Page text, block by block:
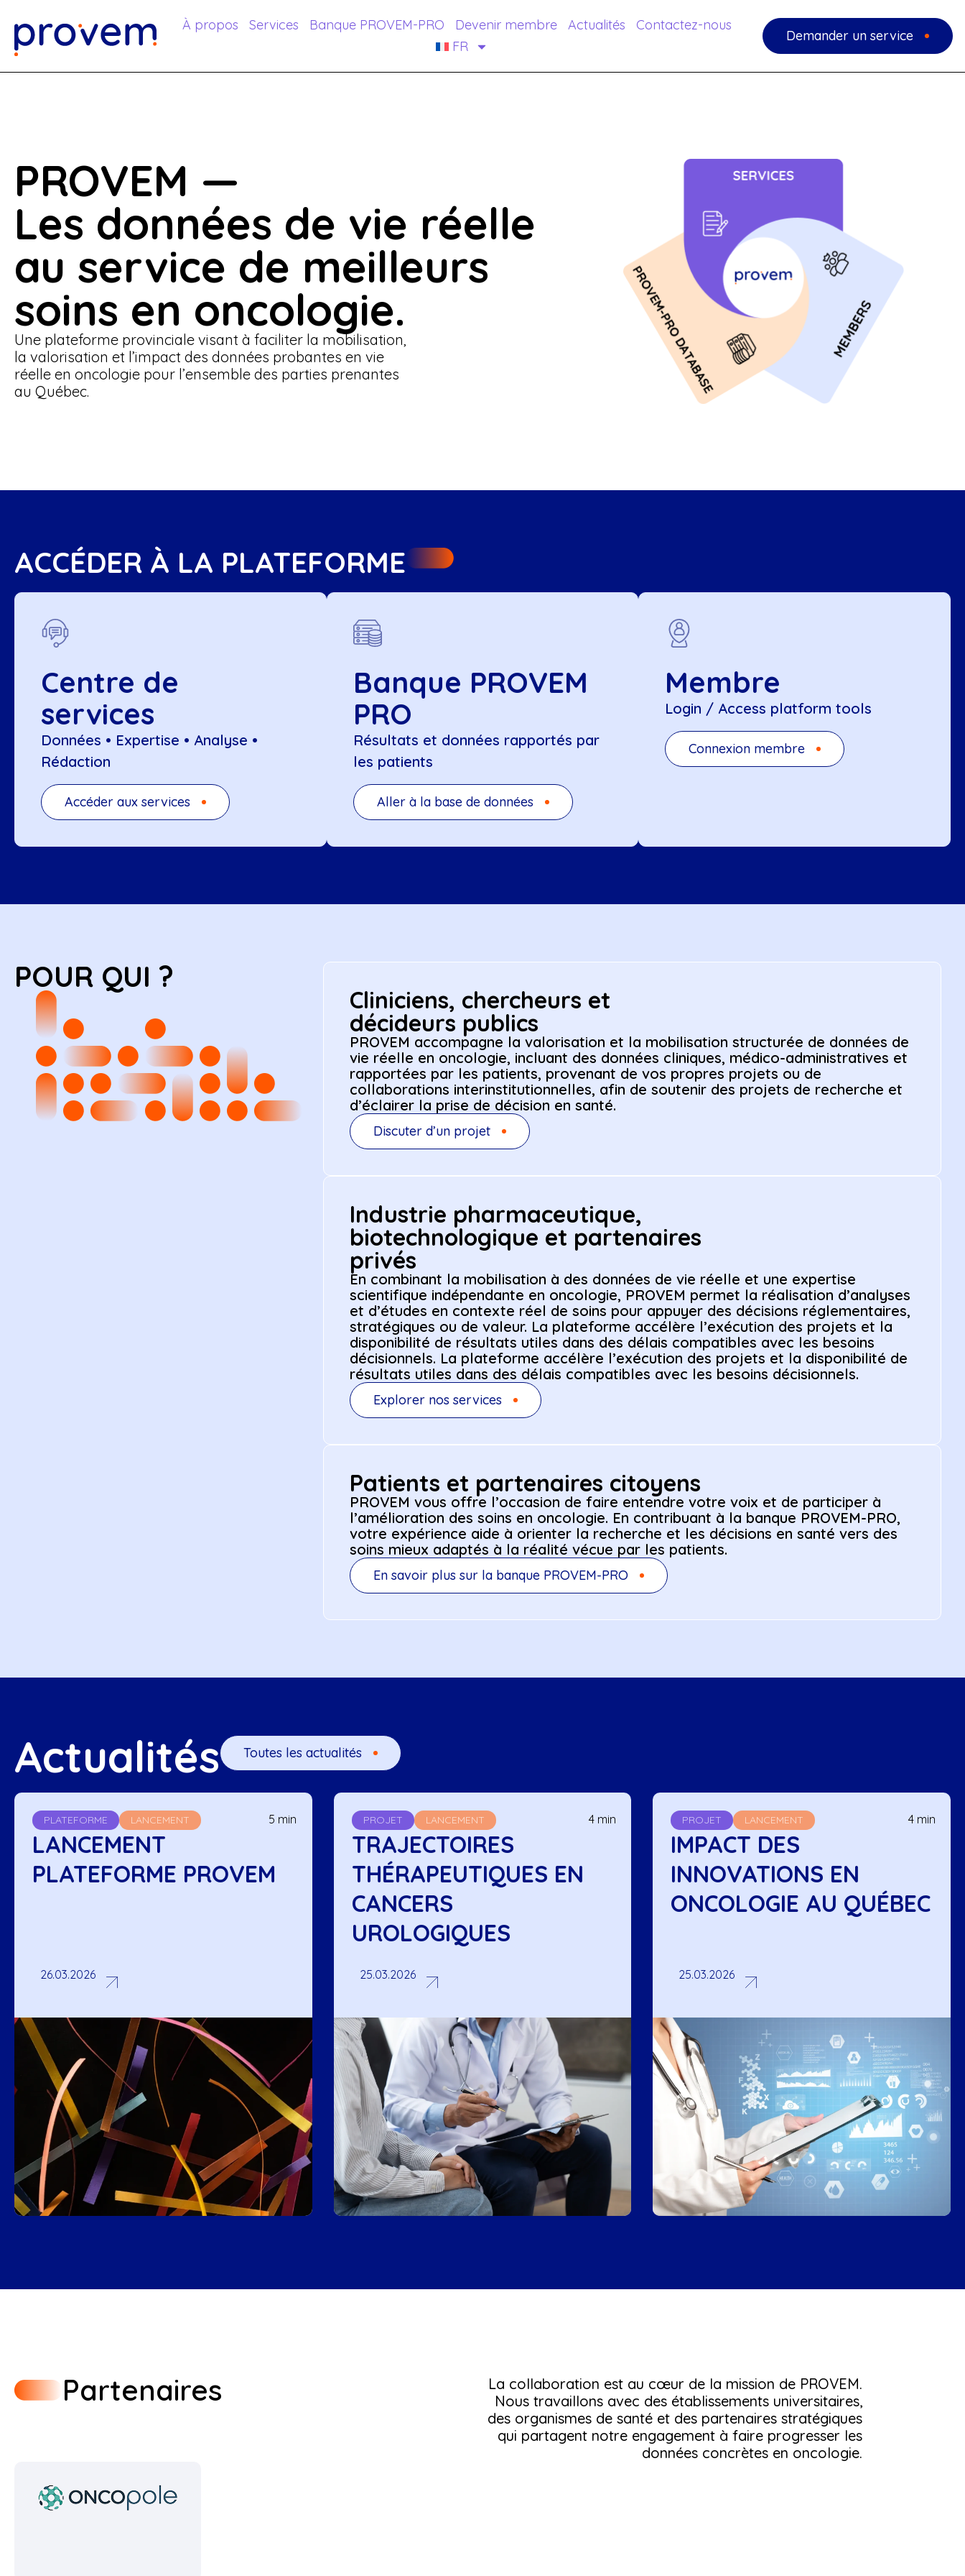
À propos Services Banque PROVEM-PRO Devenir membre Actualités
Contactez-nous
FR
Demander un service
PROVEM —
Les données de vie réelle
au service de meilleurs
soins en oncologie.
Une plateforme provinciale visant à faciliter la mobilisation,
la valorisation et l’impact des données probantes en vie
réelle en oncologie pour l’ensemble des parties prenantes
au Québec.
ACCÉDER À LA PLATEFORME
Centre de
services
Données • Expertise • Analyse •
Rédaction
Accéder aux services
Banque PROVEM
PRO
Résultats et données rapportés par
les patients
Aller à la base de données
Membre
Login / Access platform tools
Connexion membre
POUR QUI ?
Cliniciens, chercheurs et
décideurs publics
PROVEM accompagne la valorisation et la mobilisation structurée de données de
vie réelle en oncologie, incluant des données cliniques, médico-administratives et
rapportées par les patients, provenant de vos propres projets ou de
collaborations interinstitutionnelles, afin de soutenir des projets de recherche et
d’éclairer la prise de décision en santé.
Discuter d’un projet
Industrie pharmaceutique,
biotechnologique et partenaires
privés
En combinant la mobilisation à des données de vie réelle et une expertise
scientifique indépendante en oncologie, PROVEM permet la réalisation d’analyses
et d’études en contexte réel de soins pour appuyer des décisions réglementaires,
stratégiques ou de valeur. La plateforme accélère l’exécution des projets et la
disponibilité de résultats utiles dans des délais compatibles avec les besoins
décisionnels. La plateforme accélère l’exécution des projets et la disponibilité de
résultats utiles dans des délais compatibles avec les besoins décisionnels.
Explorer nos services
Patients et partenaires citoyens
PROVEM vous offre l’occasion de faire entendre votre voix et de participer à
l’amélioration des soins en oncologie. En contribuant à la banque PROVEM-PRO,
votre expérience aide à orienter la recherche et les décisions en santé vers des
soins mieux adaptés à la réalité vécue par les patients.
En savoir plus sur la banque PROVEM-PRO
Actualités Toutes les actualités
PLATEFORME LANCEMENT 5 min
LANCEMENT
PLATEFORME PROVEM
26.03.2026
PROJET LANCEMENT 4 min
TRAJECTOIRES
THÉRAPEUTIQUES EN
CANCERS
UROLOGIQUES
25.03.2026
PROJET LANCEMENT 4 min
IMPACT DES
INNOVATIONS EN
ONCOLOGIE AU QUÉBEC
25.03.2026
Partenaires
La collaboration est au cœur de la mission de PROVEM.
Nous travaillons avec des établissements universitaires,
des organismes de santé et des partenaires stratégiques
qui partagent notre engagement à faire progresser les
données concrètes en oncologie.